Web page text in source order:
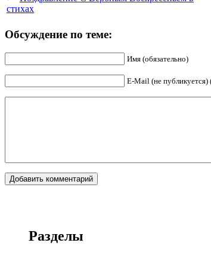
стихах
Обсуждение по теме:
Имя (обязательно)
E-Mail (не публикуется)
Разделы